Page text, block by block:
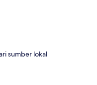
sumber lokal